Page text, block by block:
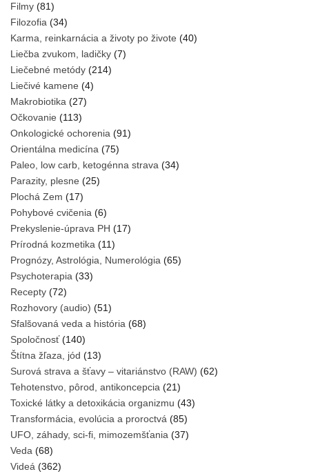
Filmy (81)
Filozofia (34)
Karma, reinkarnácia a životy po živote (40)
Liečba zvukom, ladičky (7)
Liečebné metódy (214)
Liečivé kamene (4)
Makrobiotika (27)
Očkovanie (113)
Onkologické ochorenia (91)
Orientálna medicína (75)
Paleo, low carb, ketogénna strava (34)
Parazity, plesne (25)
Plochá Zem (17)
Pohybové cvičenia (6)
Prekyslenie-úprava PH (17)
Prírodná kozmetika (11)
Prognózy, Astrológia, Numerológia (65)
Psychoterapia (33)
Recepty (72)
Rozhovory (audio) (51)
Sfalšovaná veda a história (68)
Spoločnosť(140)
Štítna žľaza, jód (13)
Surová strava a šťavy – vitariánstvo (RAW) (62)
Tehotenstvo, pôrod, antikoncepcia (21)
Toxické látky a detoxikácia organizmu (43)
Transformácia, evolúcia a proroctvá (85)
UFO, záhady, sci-fi, mimozemšťania (37)
Veda (68)
Videá (362)